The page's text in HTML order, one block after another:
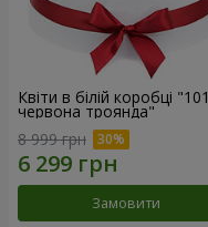
Квіти в білій коробці "101
червона троянда"
8 999 грн
Замовити